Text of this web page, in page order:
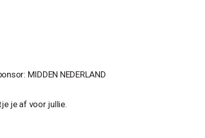
MIDDEN NEDERLAND
je af voor jullie.